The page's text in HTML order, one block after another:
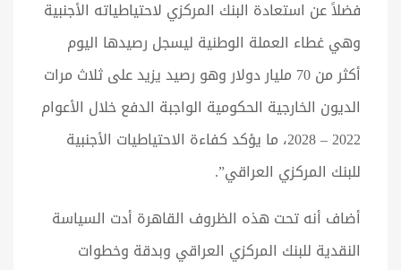
فضلاً عن استعادة البنك المركزي لاحتياطياته الأجنبية
وهي غطاء العملة الوطنية ليسجل رصيدها اليوم
أكثر من 70 مليار دولار وهو رصيد يزيد على ثلاث مرات
الديون الخارجية الحكومية الواجبة الدفع خلال الأعوام
2022 – 2028، ما يؤكد كفاءة الاحتياطيات الأجنبية
للبنك المركزي العراقي”.
أضاف أنه تحت هذه الظروف القاهرة أدت السياسة
النقدية للبنك المركزي العراقي وبدقة وخطوات